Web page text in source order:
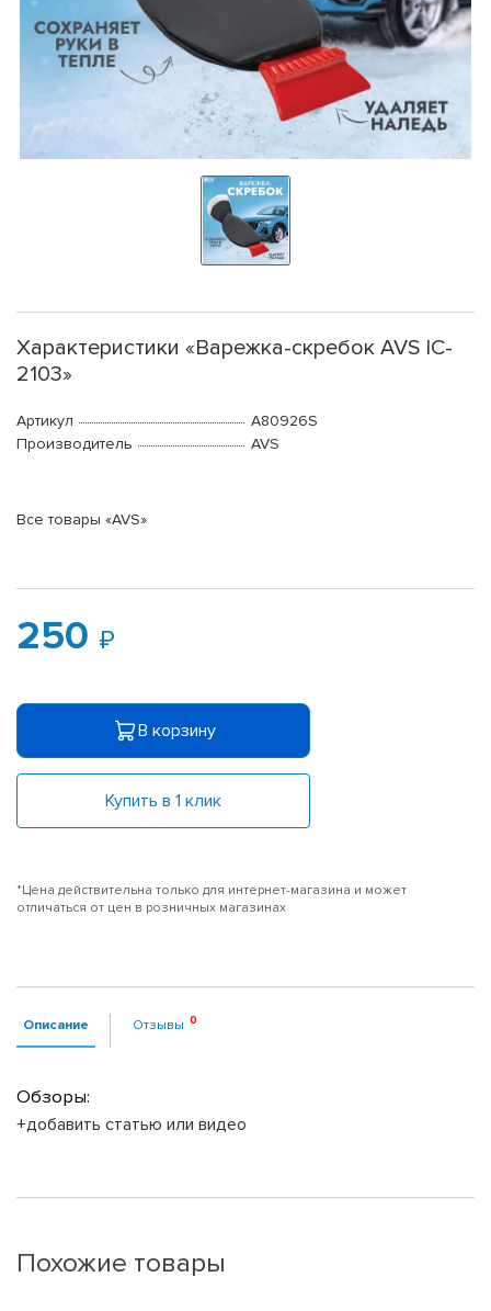
Характеристики «Варежка-скребок AVS IC-
2103»
Артикул
A80926S
Производитель
AVS
Все товары «AVS»
250
В корзину
Купить в 1 клик
*Цена действительна только для интернет-магазина и может
отличаться от цен в розничных магазинах
Описание Отзывы
Обзоры:
+добавить статью или видео
Похожие товары